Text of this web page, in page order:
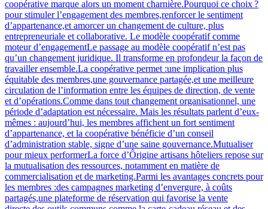
coopérative marque alors un moment charnière.Pourquoi ce choix ?
pour stimuler l’engagement des membres,renforcer le sentiment
d’appartenance,et amorcer un changement de culture, plus
entrepreneuriale et collaborative. Le modèle coopératif comme
moteur d’engagementLe passage au modèle coopératif n’est pas
qu’un changement juridique. Il transforme en profondeur la façon de
travailler ensemble.La coopérative permet :une implication plus
équitable des membres,une gouvernance partagée,et une meilleure
circulation de l’information entre les équipes de direction, de vente
et d’opérations.Comme dans tout changement organisationnel, une
période d’adaptation est nécessaire. Mais les résultats parlent d’eux-
mêmes : aujourd’hui, les membres affichent un fort sentiment
d’appartenance, et la coopérative bénéficie d’un conseil
d’administration stable, signe d’une saine gouvernance.Mutualiser
pour mieux performerLa force d’Ôrigine artisans hôteliers repose sur
la mutualisation des ressources, notamment en matière de
commercialisation et de marketing.Parmi les avantages concrets pour
les membres :des campagnes marketing d’envergure, à coûts
partagés,une plateforme de réservation qui favorise la vente